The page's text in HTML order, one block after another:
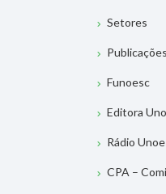
Setores
Funoesc
Editora
Rádio
CPA –